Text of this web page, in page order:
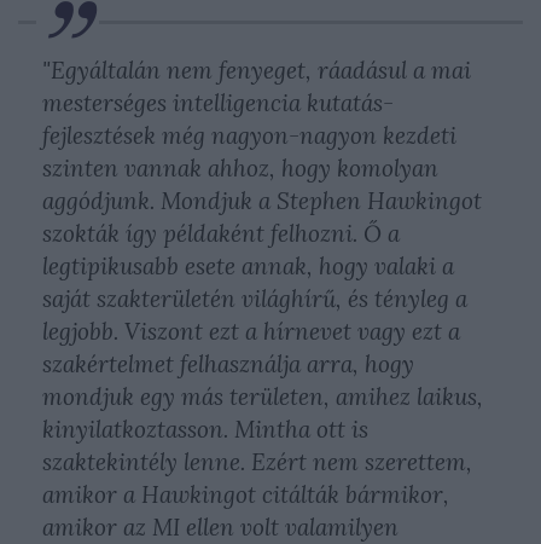
"Egyáltalán nem fenyeget, ráadásul a mai
mesterséges intelligencia kutatás-
fejlesztések még nagyon-nagyon kezdeti
szinten vannak ahhoz, hogy komolyan
aggódjunk. Mondjuk a Stephen Hawkingot
szokták így példaként felhozni. Ő a
legtipikusabb esete annak, hogy valaki a
saját szakterületén világhírű, és tényleg a
legjobb. Viszont ezt a hírnevet vagy ezt a
szakértelmet felhasználja arra, hogy
mondjuk egy más területen, amihez laikus,
kinyilatkoztasson. Mintha ott is
szaktekintély lenne. Ezért nem szerettem,
amikor a Hawkingot citálták bármikor,
amikor az MI ellen volt valamilyen